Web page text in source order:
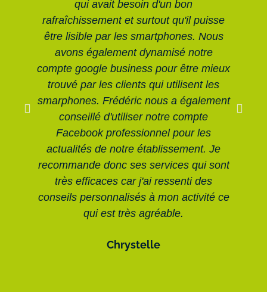
qui avait besoin d'un bon
rafraîchissement et surtout qu'il puisse
être lisible par les smartphones. Nous
avons également dynamisé notre
compte google business pour être mieux
trouvé par les clients qui utilisent les
smarphones. Frédéric nous a également
conseillé d'utiliser notre compte
Facebook professionnel pour les
actualités de notre établissement. Je
recommande donc ses services qui sont
très efficaces car j'ai ressenti des
conseils personnalisés à mon activité ce
qui est très agréable.
Chrystelle